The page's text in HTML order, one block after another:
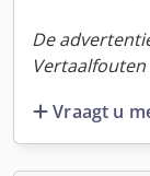
De
Vraagt u